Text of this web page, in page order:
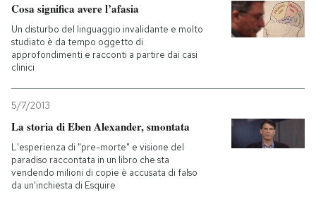
Cosa significa avere l’afasia
Un disturbo del linguaggio invalidante e molto
studiato è da tempo oggetto di
approfondimenti e racconti a partire dai casi
clinici
5/7/2013
La storia di Eben Alexander, smontata
L'esperienza di "pre-morte" e visione del
paradiso raccontata in un libro che sta
vendendo milioni di copie è accusata di falso
da un'inchiesta di Esquire